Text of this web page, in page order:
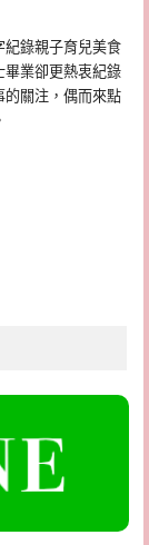
紀錄親子育兒美食
畢業卻更熱衷紀錄
的關注，偶而來點